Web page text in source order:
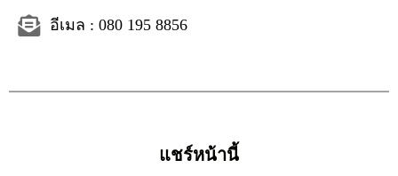
อีเมล : 080 195 8856
แชร์หน้านี้